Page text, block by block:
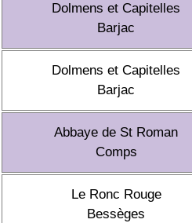
Dolmens et Capitelles
Barjac
Dolmens et Capitelles
Barjac
Abbaye de St Roman
Comps
Le Ronc Rouge
Bessèges